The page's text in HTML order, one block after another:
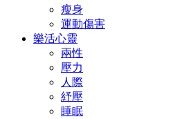
瘦身
運動傷害
樂活心靈
兩性
壓力
人際
紓壓
睡眠